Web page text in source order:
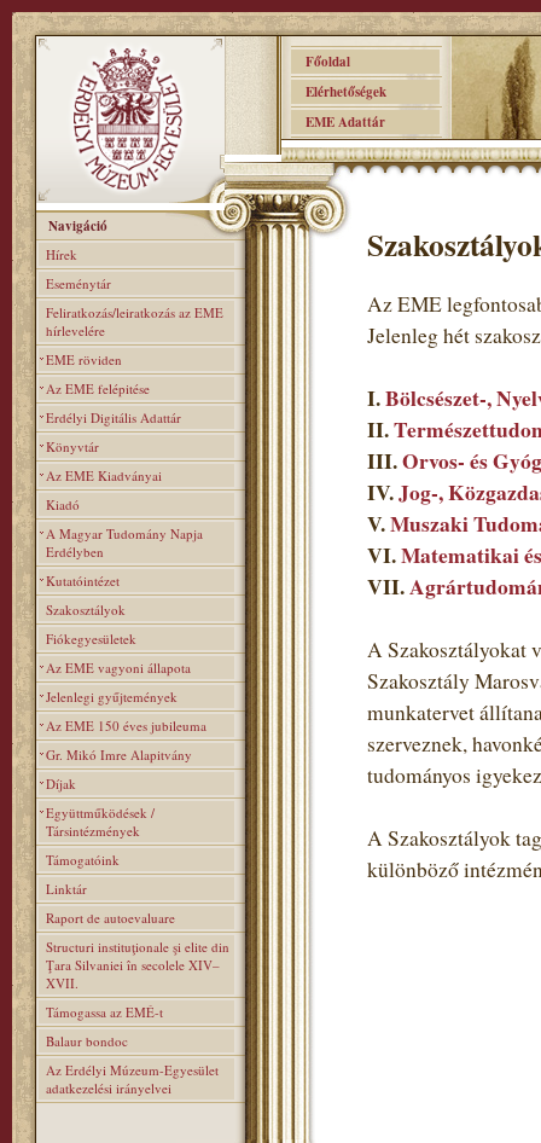
Főoldal
Elérhetőségek
EME Adattár
Navigáció
Hírek
Eseménytár
Feliratkozás/leiratkozás az EME
hírlevelére
EME röviden
Az EME felépitése
Erdélyi Digitális Adattár
Könyvtár
Az EME Kiadványai
Kiadó
A Magyar Tudomány Napja
Erdélyben
Kutatóintézet
Szakosztályok
Fiókegyesületek
Az EME vagyoni állapota
Jelenlegi gyűjtemények
Az EME 150 éves jubileuma
Gr. Mikó Imre Alapitvány
Díjak
Együttműködések /
Társintézmények
Támogatóink
Linktár
Raport de autoevaluare
Structuri instituţionale şi elite din
Ţara Silvaniei în secolele XIV–
XVII.
Támogassa az EMÉ-t
Balaur bondoc
Az Erdélyi Múzeum-Egyesület
adatkezelési irányelvei
Az EME
Jelenleg hét
I.Bölcsészet-,
II.
III.Orvos- és
IV.Jog-,
V.Muszaki
VI.Matematikai
VII.
A Szakosztályokat
Szakosztály
munkatervet
szerveznek,
tudományos
A Szakosztályok
különböző